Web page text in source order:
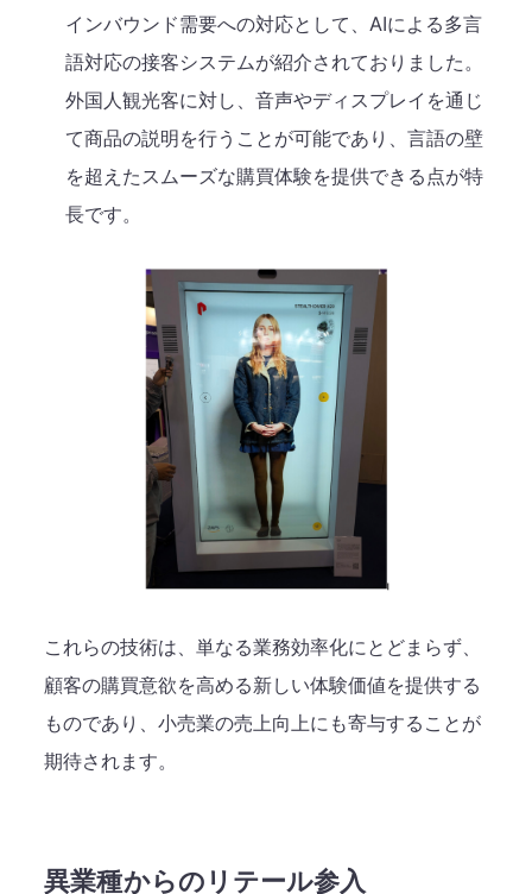
インバウンド需要への対応として、AIによる多言
語対応の接客システムが紹介されておりました。
外国人観光客に対し、音声やディスプレイを通じ
て商品の説明を行うことが可能であり、言語の壁
を超えたスムーズな購買体験を提供できる点が特
長です。
これらの技術は、単なる業務効率化にとどまらず、
顧客の購買意欲を高める新しい体験価値を提供する
ものであり、小売業の売上向上にも寄与することが
期待されます。
異業種からのリテール参入